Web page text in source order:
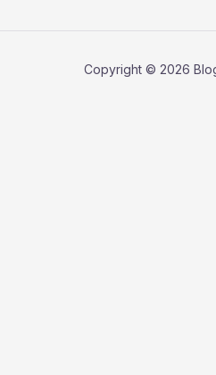
Copyright © 2026